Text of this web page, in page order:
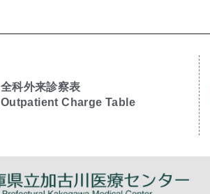
全科外来診察表
Outpatient Charge Table​